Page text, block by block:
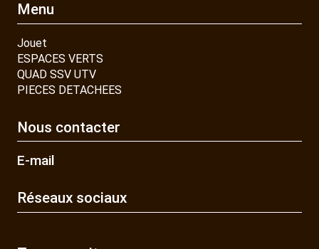
Menu
Jouet
ESPACES VERTS
QUAD SSV UTV
PIECES DETACHEES
Nous contacter
E-mail
Réseaux sociaux